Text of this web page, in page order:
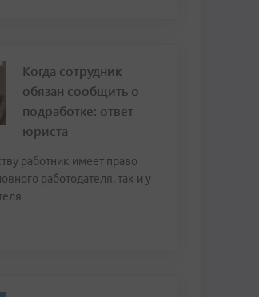
Когда сотрудник
обязан сообщить о
подработке: ответ
юриста
работник имеет право
работодателя, так и у